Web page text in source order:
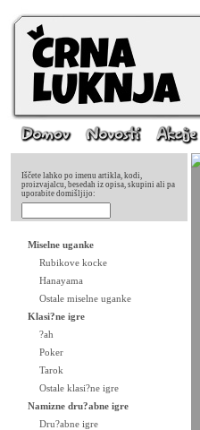
Iščete lahko po imenu artikla, kodi,
proizvajalcu, besedah iz opisa, skupini ali pa
uporabite domišljijo:
Miselne uganke
Rubikove kocke
Hanayama
Ostale miselne uganke
Klasi?ne igre
?ah
Poker
Tarok
Ostale klasi?ne igre
Namizne dru?abne igre
Dru?abne igre